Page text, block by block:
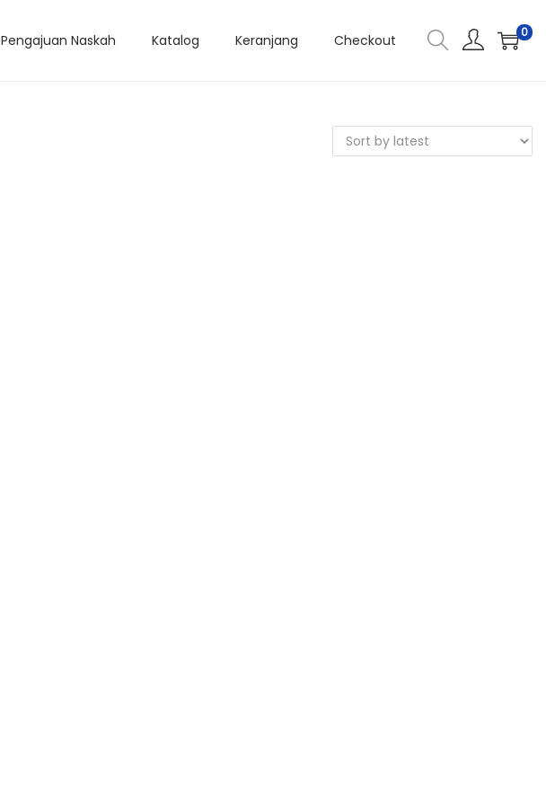
Pengajuan Naskah Katalog Keranjang Checkout 0